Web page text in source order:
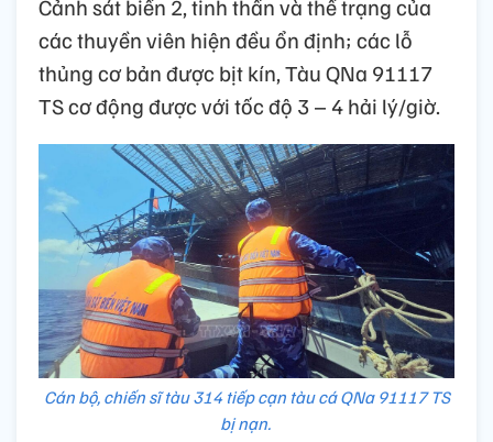
Cảnh sát biển 2, tinh thần và thể trạng của
các thuyền viên hiện đều ổn định; các lỗ
thủng cơ bản được bịt kín, Tàu QNa 91117
TS cơ động được với tốc độ 3 – 4 hải lý/giờ.
Cán bộ, chiến sĩ tàu 314 tiếp cạn tàu cá QNa 91117 TS
bị nạn.